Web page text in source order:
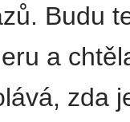
Budu
a
zda